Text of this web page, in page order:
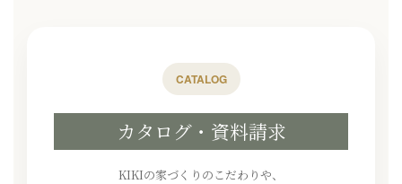
CATALOG
カタログ・資料請求
KIKIの家づくりのこだわりや、